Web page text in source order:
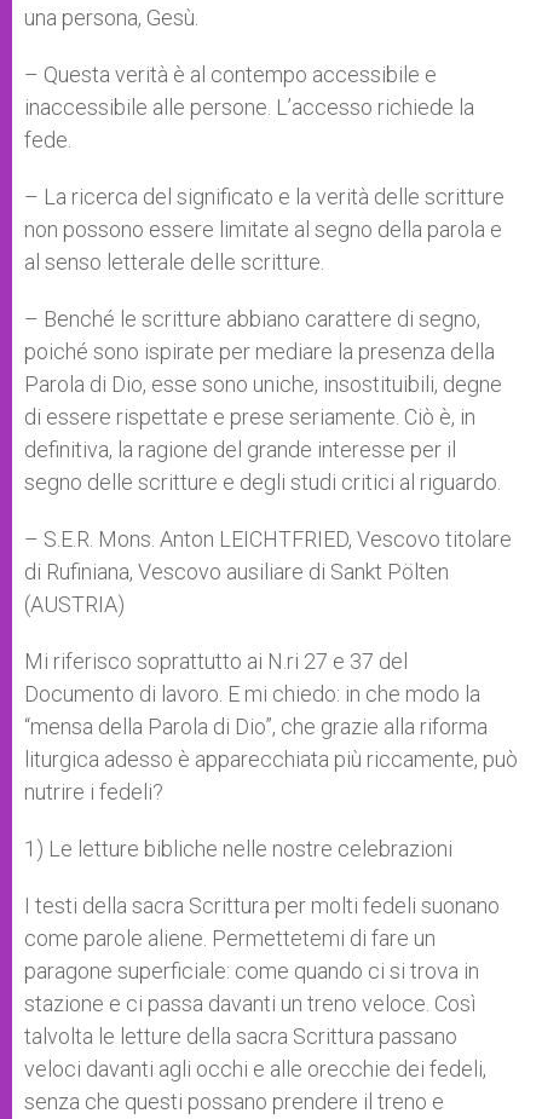
una persona, Gesù.
– Questa verità è al contempo accessibile e
inaccessibile alle persone. L’accesso richiede la
fede.
– La ricerca del significato e la verità delle scritture
non possono essere limitate al segno della parola e
al senso letterale delle scritture.
– Benché le scritture abbiano carattere di segno,
poiché sono ispirate per mediare la presenza della
Parola di Dio, esse sono uniche, insostituibili, degne
di essere rispettate e prese seriamente. Ciò è, in
definitiva, la ragione del grande interesse per il
segno delle scritture e degli studi critici al riguardo.
– S.E.R. Mons. Anton LEICHTFRIED, Vescovo titolare
di Rufiniana, Vescovo ausiliare di Sankt Pölten
(AUSTRIA)
Mi riferisco soprattutto ai N.ri 27 e 37 del
Documento di lavoro. E mi chiedo: in che modo la
“mensa della Parola di Dio”, che grazie alla riforma
liturgica adesso è apparecchiata più riccamente, può
nutrire i fedeli?
1) Le letture bibliche nelle nostre celebrazioni
I testi della sacra Scrittura per molti fedeli suonano
come parole aliene. Permettetemi di fare un
paragone superficiale: come quando ci si trova in
stazione e ci passa davanti un treno veloce. Così
talvolta le letture della sacra Scrittura passano
veloci davanti agli occhi e alle orecchie dei fedeli,
senza che questi possano prendere il treno e